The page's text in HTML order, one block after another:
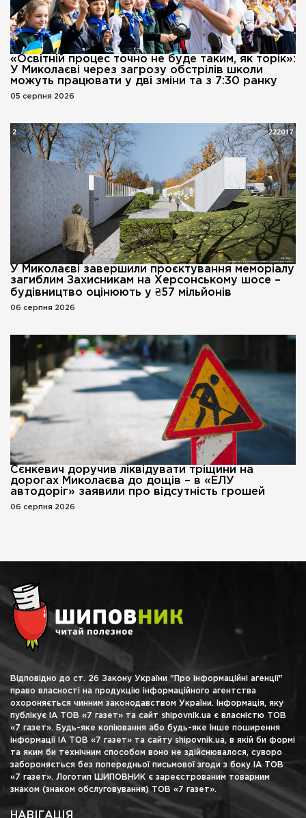
«Освітній процес точно не буде таким, як торік»:
У Миколаєві через загрозу обстрілів школи
можуть працювати у дві зміни та з 7:30 ранку
05 серпня 2026
У Миколаєві завершили проєктування меморіалу
загиблим Захисникам на Херсонському шосе –
будівництво оцінюють у ₴57 мільйонів
06 серпня 2026
Сєнкевич доручив ліквідувати тріщини на
дорогах Миколаєва до дощів – в «ЕЛУ
автодоріг» заявили про відсутність грошей
06 серпня 2026
Відповідно до ст. 26 Закону України "Про інформаційні агенції"
право власності на продукцію інформаційного агентства
охороняється чинним законодавством України. Інформація, яку
публікує ІА ТОВ «7 газет» та сайт shipovnik.ua є власністю ТОВ
«7 газет». Будь-яке копіювання або будь-яке інше поширення
інформації ІА ТОВ «7 газет» та сайту shipovnik.ua, в якій би формі
та яким би технічним способом воно не здійснювалося, суворо
забороняється без попередньої письмової згоди з боку ІА ТОВ
«7 газет». Логотип ШИПОВНИК є зареєстрованим товарним
знаком (знаком обслуговування) ТОВ «7 газет».
НАВІГАЦІЯ